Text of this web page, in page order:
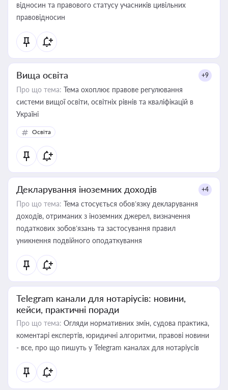
відносин та правового статусу учасників цивільних
правовідносин
Вища освіта +9
Про що тема: Тема охоплює правове регулювання
системи вищої освіти, освітніх рівнів та кваліфікацій в
Україні
Освіта
Декларування іноземних доходів +4
Про що тема: Тема стосується обов’язку декларування
доходів, отриманих з іноземних джерел, визначення
податкових зобов’язань та застосування правил
уникнення подвійного оподаткування
Telegram канали для нотаріусів: новини,
кейси, практичні поради
Про що тема: Огляди нормативних змін, судова практика,
коментарі експертів, юридичні алгоритми, правові новини
- все, про що пишуть у Telegram каналах для нотаріусів